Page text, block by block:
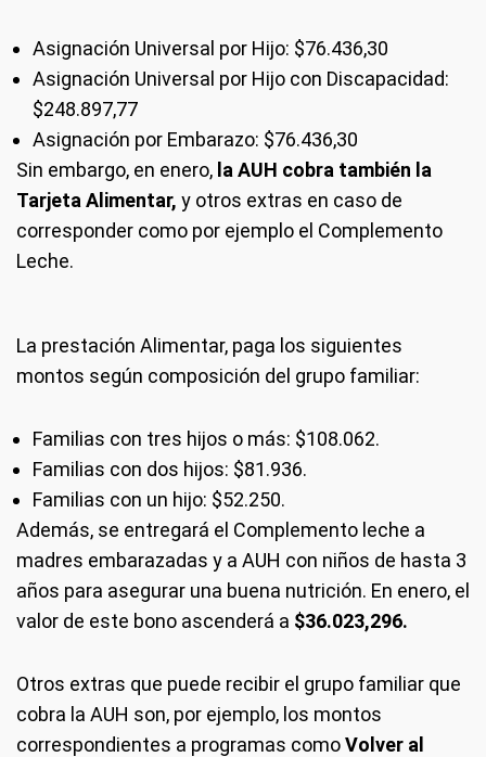
Asignación Universal por Hijo: $76.436,30
Asignación Universal por Hijo con Discapacidad:
$248.897,77
Asignación por Embarazo: $76.436,30
Sin embargo, en enero, la AUH cobra también la
Tarjeta Alimentar, y otros extras en caso de
corresponder como por ejemplo el Complemento
Leche.
La prestación Alimentar, paga los siguientes
montos según composición del grupo familiar:
Familias con tres hijos o más: $108.062.
Familias con dos hijos: $81.936.
Familias con un hijo: $52.250.
Además, se entregará el Complemento leche a
madres embarazadas y a AUH con niños de hasta 3
años para asegurar una buena nutrición. En enero, el
valor de este bono ascenderá a $36.023,296.
Otros extras que puede recibir el grupo familiar que
cobra la AUH son, por ejemplo, los montos
correspondientes a programas comoVolver al